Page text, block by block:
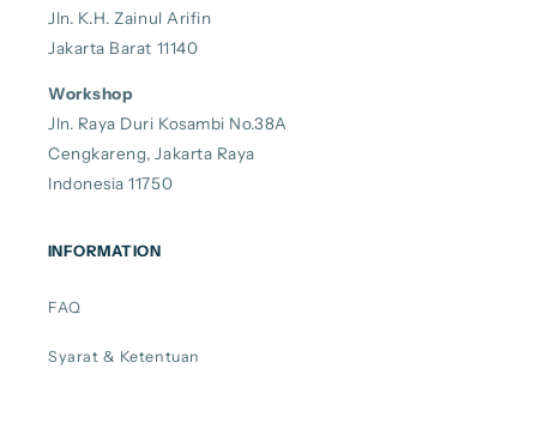
Jln. K.H. Zainul Arifin
Jakarta Barat 11140
Workshop
Jln. Raya Duri Kosambi No.38A
Cengkareng, Jakarta Raya
Indonesia 11750
INFORMATION
FAQ
Syarat & Ketentuan